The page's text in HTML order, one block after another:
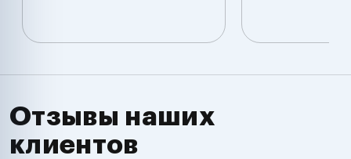
Отзывы наших
клиентов